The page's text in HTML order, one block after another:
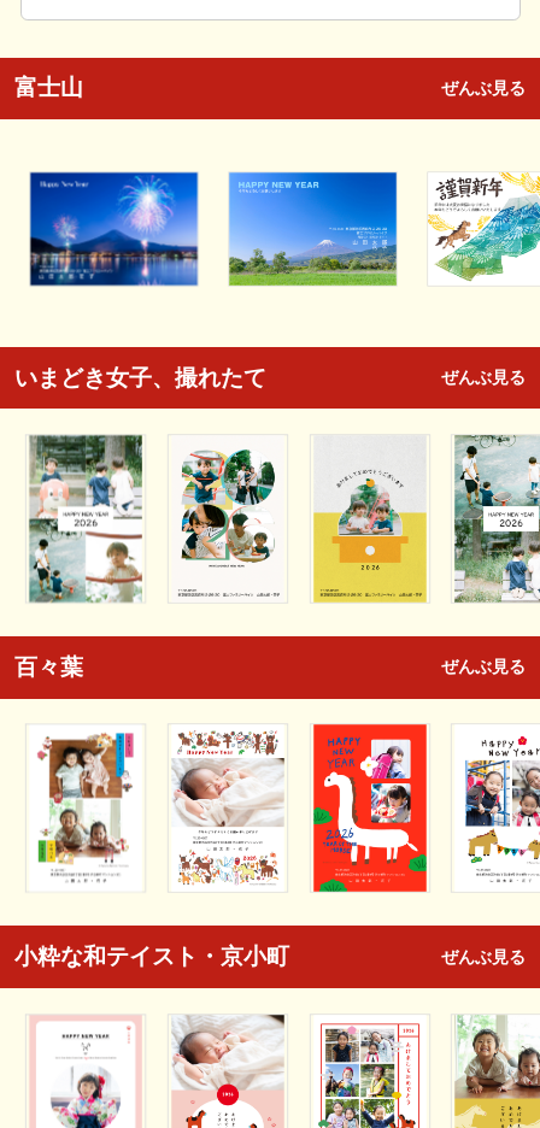
富士山 ぜんぶ見る
いまどき女子、撮れたて ぜんぶ見る
百々葉 ぜんぶ見る
小粋な和テイスト・京小町 ぜんぶ見る